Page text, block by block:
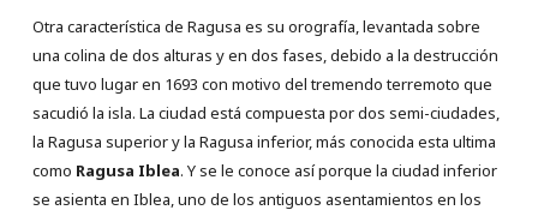
Otra característica de Ragusa es su orografía, levantada sobre
una colina de dos alturas y en dos fases, debido a la destrucción
que tuvo lugar en 1693 con motivo del tremendo terremoto que
sacudió la isla. La ciudad está compuesta por dos semi-ciudades,
la Ragusa superior y la Ragusa inferior, más conocida esta ultima
como Ragusa Iblea. Y se le conoce así porque la ciudad inferior
se asienta en Iblea, uno de los antiguos asentamientos en los